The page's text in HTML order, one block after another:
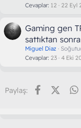
Cevaplar 12 22 Eyl
Gaming gen
sattıktan
Miguel Diaz
Cevaplar 23 4 Eki
Paylaş: Facebook
X